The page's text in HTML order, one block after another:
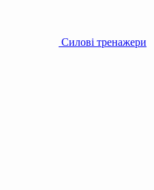
Силові тренажери